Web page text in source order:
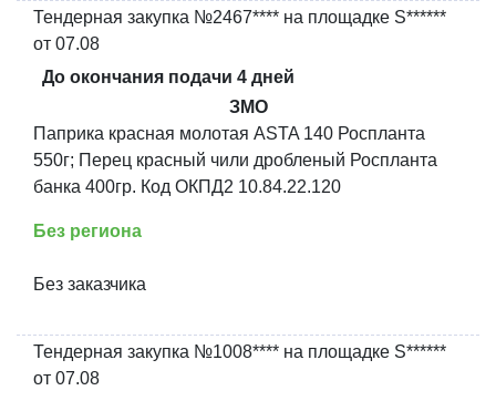
Тендерная закупка №2467**** на площадке S******
от 07.08
До окончания подачи 4 дней
ЗМО
Паприка красная молотая ASTA 140 Роспланта
550г; Перец красный чили дробленый Роспланта
банка 400гр. Код ОКПД2 10.84.22.120
Без региона
Без заказчика
Тендерная закупка №1008**** на площадке S******
от 07.08